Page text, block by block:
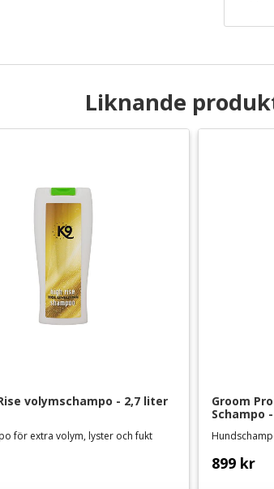
Liknande
volymschampo - 2,7 liter
för extra volym, lyster och fukt
Groom
Schampo
899 kr